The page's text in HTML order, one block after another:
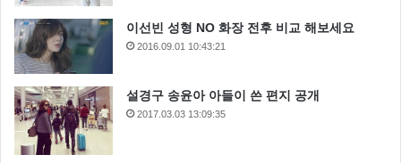
이선빈 성형 NO 화장 전후 비교 해보세요
2016.09.01 10:43:21
설경구 송윤아 아들이 쓴 편지 공개
2017.03.03 13:09:35